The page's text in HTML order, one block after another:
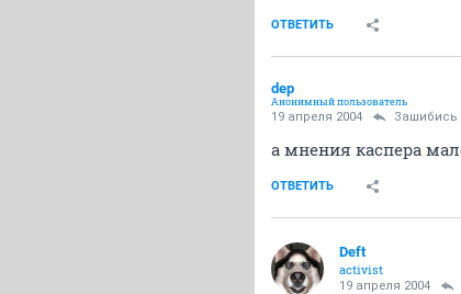
ОТВЕТИТЬ
dep
Анонимный пользователь
19 апреля 2004 Зашибись
а мнения каспера
ОТВЕТИТЬ
Deft
activist
19 апреля 2004